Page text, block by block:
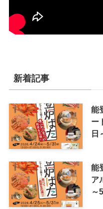
新着記事
能
ー
日
能
ア
～